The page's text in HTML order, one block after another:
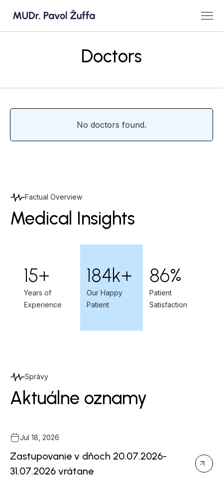
Doctors
No doctors found.
Factual Overview
Medical Insights
15+
Years of
Experience
184k+
Our Happy
Patient
86%
Patient
Satisfaction
Správy
Aktuálne oznamy
Jul 18, 2026
Zastupovanie v dňoch 20.07.2026-
31.07.2026 vrátane